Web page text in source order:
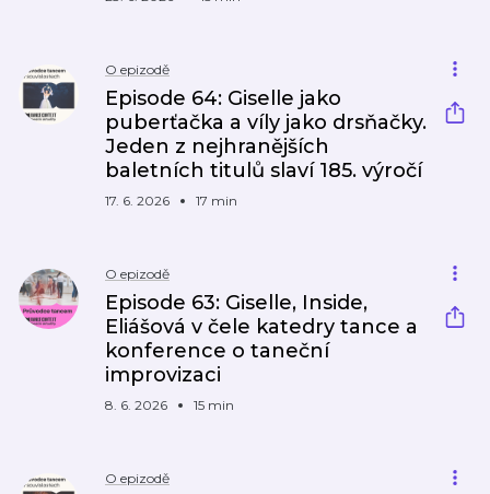
O epizodě
Episode 64: Giselle jako
puberťačka a víly jako drsňačky.
Jeden z nejhranějších
baletních titulů slaví 185. výročí
17. 6. 2026 17 min
O epizodě
Episode 63: Giselle, Inside,
Eliášová v čele katedry tance a
konference o taneční
improvizaci
8. 6. 2026 15 min
O epizodě